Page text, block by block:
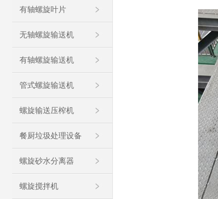
有轴螺旋叶片
无轴螺旋输送机
有轴螺旋输送机
管式螺旋输送机
螺旋输送压榨机
餐厨垃圾处理设备
螺旋砂水分离器
螺旋搅拌机